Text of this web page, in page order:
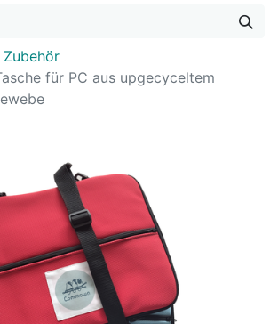
Zubehör
für PC aus upgecyceltem